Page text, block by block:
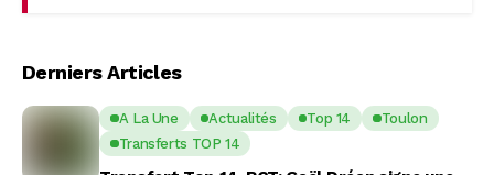
Derniers Articles
A La Une Actualités Top 14
Toulon
Transferts TOP 14